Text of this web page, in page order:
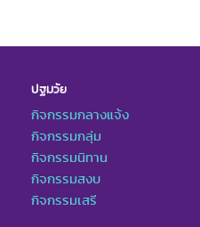
ปฐมวัย
กิจกรรมกลางแจ้ง
กิจกรรมกลุ่ม
กิจกรรมนิทาน
กิจกรรมสงบ
กิจกรรมเสรี